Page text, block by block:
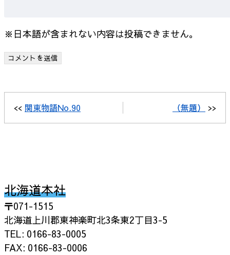
※日本語が含まれない内容は投稿できません。
<< 関東物語No.90 （無題） >>
北海道本社
〒071-1515
北海道上川郡東神楽町北3条東2丁目3-5
TEL: 0166-83-0005
FAX: 0166-83-0006